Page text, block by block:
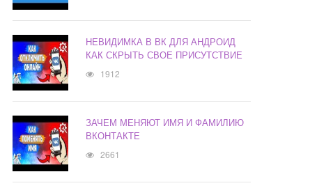
НЕВИДИМКА В ВК ДЛЯ АНДРОИД
КАК СКРЫТЬ СВОЕ ПРИСУТСТВИЕ
1912
ЗАЧЕМ МЕНЯЮТ ИМЯ И ФАМИЛИЮ
ВКОНТАКТЕ
2661